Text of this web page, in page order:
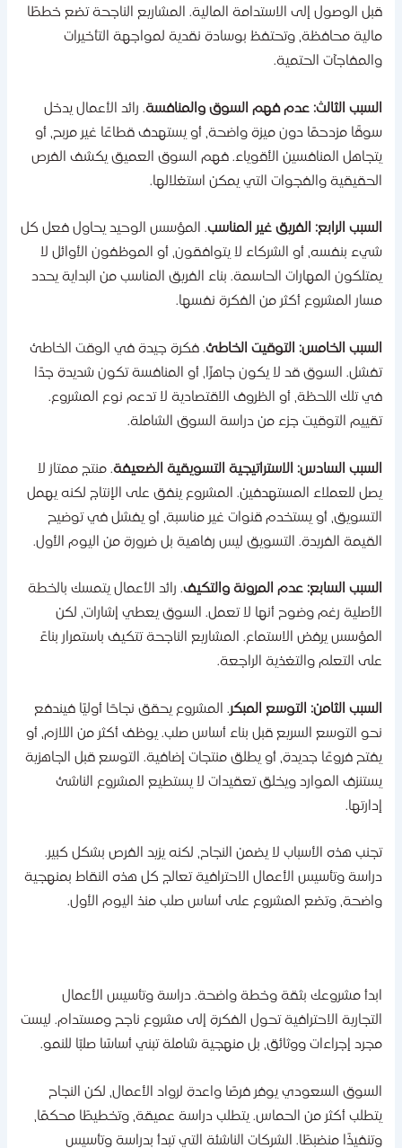
الوصول إلى الاستدامة المالية. المشاريع الناجحة تضع خططًا
محافظة، وتحتفظ بوسادة نقدية لمواجهة التأخيرات
الحتمية.
الثالث: عدم فهم السوق والمنافسة. رائد الأعمال يدخل
مزدحمًا دون ميزة واضحة، أو يستهدف قطاعًا غير مربح، أو
المنافسين الأقوياء. فهم السوق العميق يكشف الفرص
والفجوات التي يمكن استغلالها.
الرابع: الفريق غير المناسب. المؤسس الوحيد يحاول فعل كل
بنفسه، أو الشركاء لا يتوافقون، أو الموظفون الأوائل لا
المهارات الحاسمة. بناء الفريق المناسب من البداية يحدد
المشروع أكثر من الفكرة نفسها.
الخامس: التوقيت الخاطئ. فكرة جيدة في الوقت الخاطئ
السوق قد لا يكون جاهزًا، أو المنافسة تكون شديدة جدًا
تلك اللحظة، أو الظروف الاقتصادية لا تدعم نوع المشروع.
التوقيت جزء من دراسة السوق الشاملة.
السادس: الاستراتيجية التسويقية الضعيفة. منتج ممتاز لا
للعملاء المستهدفين. المشروع ينفق على الإنتاج لكنه يهمل
أو يستخدم قنوات غير مناسبة، أو يفشل في توضيح
الفريدة. التسويق ليس رفاهية بل ضرورة من اليوم الأول.
السابع: عدم المرونة والتكيف. رائد الأعمال يتمسك بالخطة
رغم وضوح أنها لا تعمل. السوق يعطي إشارات، لكن
يرفض الاستماع. المشاريع الناجحة تتكيف باستمرار بناءً
التعلم والتغذية الراجعة.
الثامن: التوسع المبكر. المشروع يحقق نجاحًا أوليًا فيندفع
التوسع السريع قبل بناء أساس صلب. يوظف أكثر من اللازم، أو
فروعًا جديدة، أو يطلق منتجات إضافية. التوسع قبل الجاهزية
الموارد ويخلق تعقيدات لا يستطيع المشروع الناشئ
هذه الأسباب لا يضمن النجاح، لكنه يزيد الفرص بشكل كبير.
وتأسيس الأعمال الاحترافية تعالج كل هذه النقاط بمنهجية
وتضع المشروع على أساس صلب منذ اليوم الأول.
مشروعك بثقة وخطة واضحة. دراسة وتأسيس الأعمال
الاحترافية تحول الفكرة إلى مشروع ناجح ومستدام. ليست
إجراءات ووثائق، بل منهجية شاملة تبني أساسًا صلبًا للنمو.
السعودي يوفر فرصًا واعدة لرواد الأعمال، لكن النجاح
أكثر من الحماس. يتطلب دراسة عميقة، وتخطيطًا محكمًا،
منضبطًا. الشركات الناشئة التي تبدأ بدراسة وتأسيس